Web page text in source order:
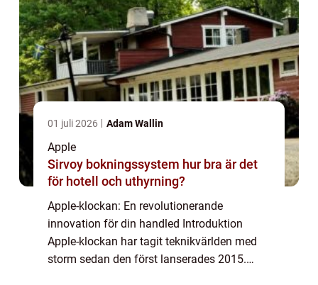
01 juli 2026 Adam Wallin
Apple
Sirvoy bokningssystem hur bra är det
för hotell och uthyrning?
Apple-klockan: En revolutionerande
innovation för din handled Introduktion
Apple-klockan har tagit teknikvärlden med
storm sedan den först lanserades 2015.